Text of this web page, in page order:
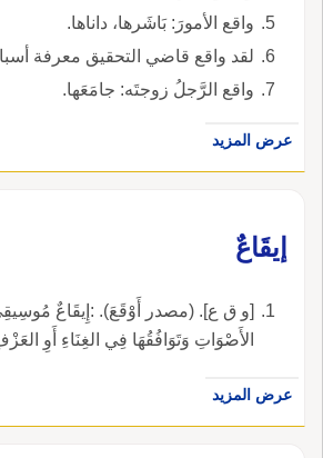
واقع الأمورَ: بَاشَرها، داناها.
لقد واقع قاضي التحقيق معرفة
واقع الرَّجلُ زوجتَه: جامَعَها.
عرض المزيد
إيقَاعٌ
[و ق ع]. (مصدر أَوْقَعَ). :إِيقَاعٌ
الأَصْوَاتِ وَتَوَافُقُهَا فِي الغِنَاءِ أَوِ
عرض المزيد